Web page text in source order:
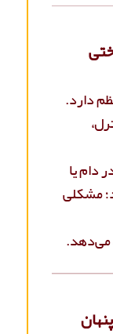
دارد.
دام یا
مشکلی
می‌دهد.